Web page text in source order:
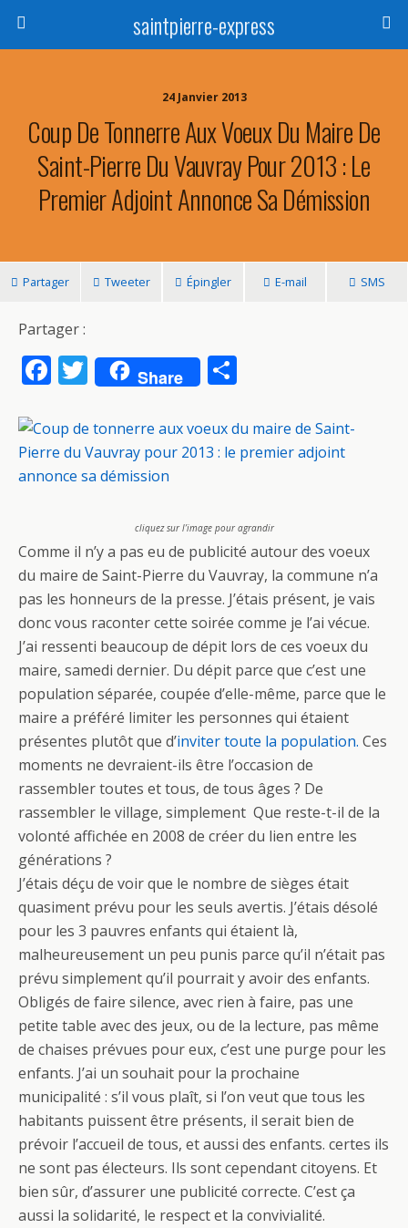
saintpierre-express
24 Janvier 2013
Coup De Tonnerre Aux Voeux Du Maire De
Saint-Pierre Du Vauvray Pour 2013 : Le
Premier Adjoint Annonce Sa Démission
Partager Tweeter Épingler E-mail SMS
Partager :
F
e
b
o
k
T
w
itt
er
Share
ta
g
cliquez sur l’image pour agrandir
Comme il n’y a pas eu de publicité autour des voeux
du maire de Saint-Pierre du Vauvray, la commune n’a
pas les honneurs de la presse. J’étais présent, je vais
donc vous raconter cette soirée comme je l’ai vécue.
J’ai ressenti beaucoup de dépit lors de ces voeux du
maire, samedi dernier. Du dépit parce que c’est une
population séparée, coupée d’elle-même, parce que le
maire a préféré limiter les personnes qui étaient
présentes plutôt que d’inviter toute la population. Ces
moments ne devraient-ils être l’occasion de
rassembler toutes et tous, de tous âges ? De
rassembler le village, simplement Que reste-t-il de la
volonté affichée en 2008 de créer du lien entre les
générations ?
J’étais déçu de voir que le nombre de sièges était
quasiment prévu pour les seuls avertis. J’étais désolé
pour les 3 pauvres enfants qui étaient là,
malheureusement un peu punis parce qu’il n’était pas
prévu simplement qu’il pourrait y avoir des enfants.
Obligés de faire silence, avec rien à faire, pas une
petite table avec des jeux, ou de la lecture, pas même
de chaises prévues pour eux, c’est une purge pour les
enfants. J’ai un souhait pour la prochaine
municipalité : s’il vous plaît, si l’on veut que tous les
habitants puissent être présents, il serait bien de
prévoir l’accueil de tous, et aussi des enfants. certes ils
ne sont pas électeurs. Ils sont cependant citoyens. Et
bien sûr, d’assurer une publicité correcte. C’est ça
aussi la solidarité, le respect et la convivialité.